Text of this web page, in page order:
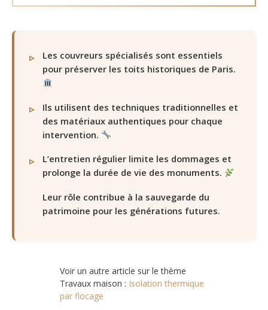
Les couvreurs spécialisés sont essentiels
pour préserver les toits historiques de Paris.
Ils utilisent des techniques traditionnelles et
des matériaux authentiques pour chaque
intervention.
L’entretien régulier limite les dommages et
prolonge la durée de vie des monuments.
Leur rôle contribue à la sauvegarde du
patrimoine pour les générations futures.
Voir un autre article sur le thème
Travaux maison : Isolation thermique
par flocage